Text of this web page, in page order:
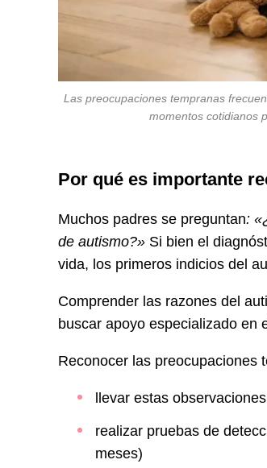
Las preocupaciones tempranas
momentos cotidianos
Por qué es importante
Muchos padres se preguntan: «
de autismo?» Si bien el
vida, los primeros indicios del
Comprender las razones del
buscar apoyo especializado en
Reconocer las preocupaciones
llevar estas
realizar pruebas de
meses)